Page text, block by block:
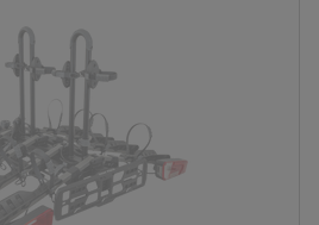
60 kg
1225 mm
s jízdními koly